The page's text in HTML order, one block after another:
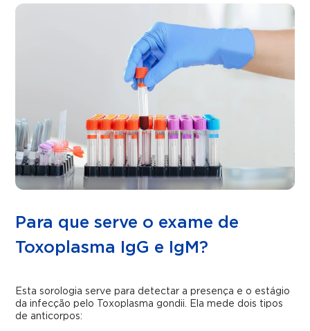
Para que serve o exame de
Toxoplasma IgG e IgM?
Esta sorologia serve para detectar a presença e o estágio
da infecção pelo Toxoplasma gondii. Ela mede dois tipos
de anticorpos: